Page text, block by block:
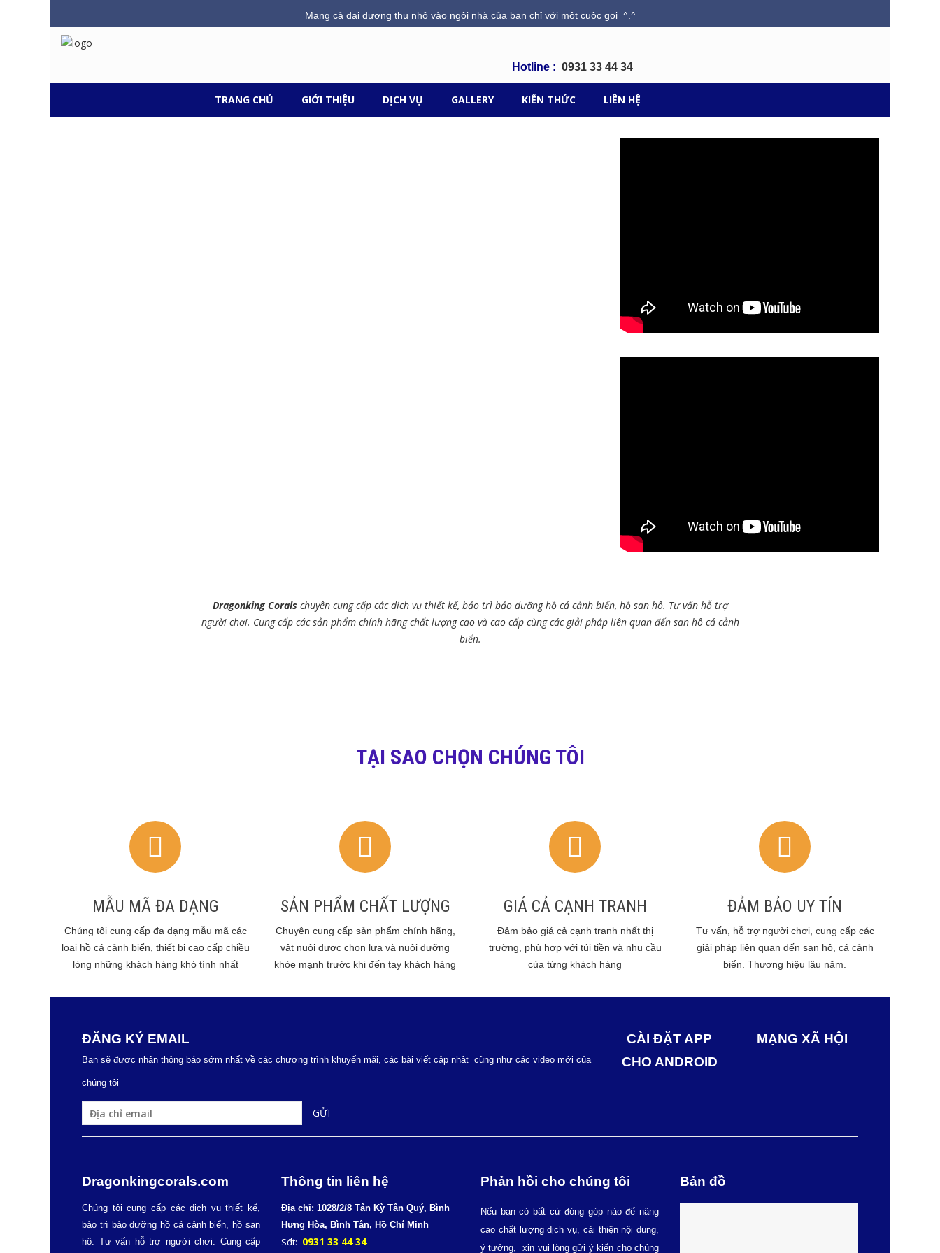
Mang cả đại dương thu nhỏ vào ngôi nhà của bạn chỉ với một cuộc gọi ^.^
Hotline : 0931 33 44 34
TRANG CHỦ GIỚI THIỆU DỊCH VỤ GALLERY KIẾN THỨC LIÊN HỆ
Dragonking Corals chuyên cung cấp các dịch vụ thiết kế, bảo trì bảo dưỡng hồ cá cảnh biển, hồ san hô. Tư vấn hỗ trợ
người chơi. Cung cấp các sản phẩm chính hãng chất lượng cao và cao cấp cùng các giải pháp liên quan đến san hô cá cảnh
biển.
TẠI SAO CHỌN CHÚNG TÔI
MẪU MÃ ĐA DẠNG
Chúng tôi cung cấp đa dạng mẫu mã các
loại hồ cá cảnh biển, thiết bị cao cấp chiều
lòng những khách hàng khó tính nhất
SẢN PHẨM CHẤT LƯỢNG
Chuyên cung cấp sản phẩm chính hãng,
vật nuôi được chọn lựa và nuôi dưỡng
khỏe mạnh trước khi đến tay khách hàng
GIÁ CẢ CẠNH TRANH
Đảm bảo giá cả cạnh tranh nhất thị
trường, phù hợp với túi tiền và nhu cầu
của từng khách hàng
ĐẢM BẢO UY TÍN
Tư vấn, hỗ trợ người chơi, cung cấp các
giải pháp liên quan đến san hô, cá cảnh
biển. Thương hiệu lâu năm.
ĐĂNG KÝ EMAIL
Bạn sẽ được nhận thông báo sớm nhất về các chương trình khuyến mãi, các bài viết cập nhật cũng như các video mới của
chúng tôi
CÀI ĐẶT APP
CHO ANDROID
MẠNG XÃ HỘI
Dragonkingcorals.com
Chúng tôi cung cấp các dịch vụ thiết kế,
bảo trì bảo dưỡng hồ cá cảnh biển, hồ san
hô. Tư vấn hỗ trợ người chơi. Cung cấp
Thông tin liên hệ
Địa chỉ: 1028/2/8 Tân Kỳ Tân Quý, Bình
Hưng Hòa, Bình Tân, Hồ Chí Minh
Sđt: 0931 33 44 34
Phản hồi cho chúng tôi
Nếu bạn có bất cứ đóng góp nào để nâng
cao chất lượng dịch vụ, cải thiện nội dung,
ý tưởng, xin vui lòng gửi ý kiến cho chúng
Bản đồ